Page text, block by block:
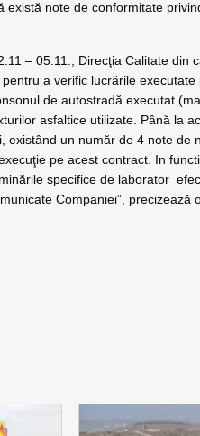
există note de conformitate
– 05.11., Direcţia Calitate din
a verific lucrările executate
de autostradă executat
asfaltice utilizate. Până la
existând un număr de 4 note de
pe acest contract. In
specifice de laborator
Companiei”, precizează